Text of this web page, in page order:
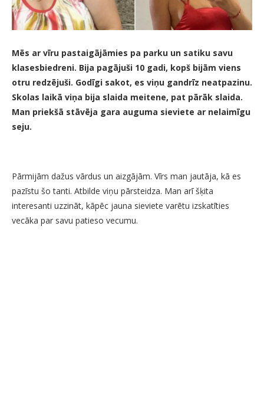
Mēs ar vīru pastaigājāmies pa parku un satiku savu
klasesbiedreni. Bija pagājuši 10 gadi, kopš bijām viens
otru redzējuši. Godīgi sakot, es viņu gandrīz neatpazinu.
Skolas laikā viņa bija slaida meitene, pat pārāk slaida.
Man priekšā stāvēja gara auguma sieviete ar nelaimīgu
seju.
Pārmijām dažus vārdus un aizgājām. Vīrs man jautāja, kā es
pazīstu šo tanti. Atbilde viņu pārsteidza. Man arī šķita
interesanti uzzināt, kāpēc jauna sieviete varētu izskatīties
vecāka par savu patieso vecumu.